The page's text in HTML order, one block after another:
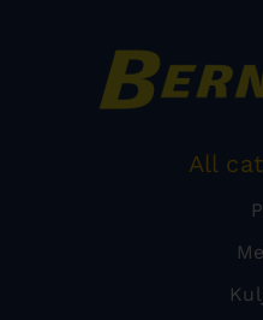
All